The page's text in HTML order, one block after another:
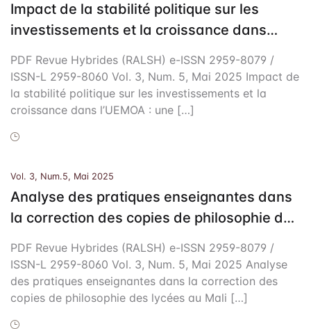
Impact de la stabilité politique sur les
investissements et la croissance dans
l’UEMOA : une analyse à partir d’un modèle
VAR à correction d’erreur
PDF Revue Hybrides (RALSH) e-ISSN 2959-8079 /
ISSN-L 2959-8060 Vol. 3, Num. 5, Mai 2025 Impact de
la stabilité politique sur les investissements et la
croissance dans l’UEMOA : une […]
Vol. 3, Num.5, Mai 2025
Analyse des pratiques enseignantes dans
la correction des copies de philosophie des
PDF Revue Hybrides (RALSH) e-ISSN 2959-8079 /
ISSN-L 2959-8060 Vol. 3, Num. 5, Mai 2025 Analyse
des pratiques enseignantes dans la correction des
copies de philosophie des lycées au Mali […]